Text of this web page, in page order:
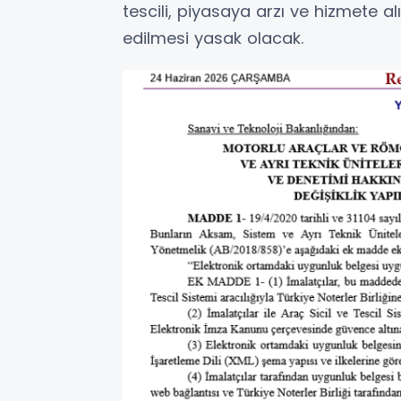
tescili, piyasaya arzı ve hizmete
edilmesi yasak olacak.